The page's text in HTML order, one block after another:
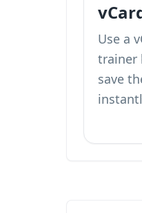
Use a
trainer
save